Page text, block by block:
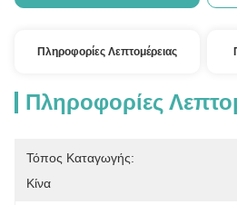
Πληροφορίες Λεπτομέρειας
Πληροφορίες
Τόπος Καταγωγής:
Κίνα